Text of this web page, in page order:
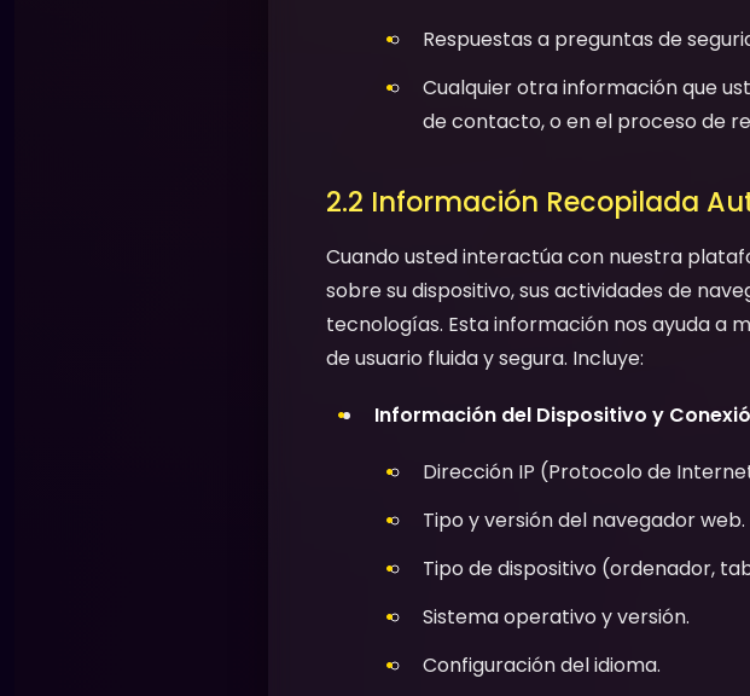
Respuestas a preguntas de
Cualquier otra información que
de contacto, o en el proceso de
2.2 Información Recopilada
Cuando usted interactúa con nuestra
sobre su dispositivo, sus actividades de
tecnologías. Esta información nos ayuda a
de usuario fluida y segura. Incluye:
Información del Dispositivo y
Dirección IP (Protocolo de
Tipo y versión del navegador web.
Tipo de dispositivo (ordenador,
Sistema operativo y versión.
Configuración del idioma.